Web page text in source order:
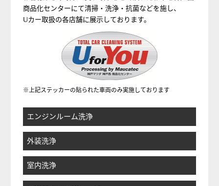
商品化センターにて清掃・洗浄・抗菌などを施し、
Uカー取扱の各店舗に展示しております。
※上記ステッカーの貼られた車両のみ実施しております
エンジンルーム洗浄
外装洗浄
室内洗浄